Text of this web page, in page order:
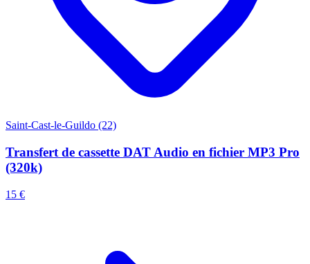
Saint-Cast-le-Guildo (22)
Transfert de cassette DAT Audio en fichier MP3 Pro
(320k)
15 €